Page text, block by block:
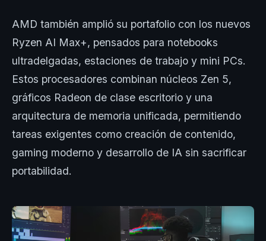
AMD también amplió su portafolio con los nuevos
Ryzen AI Max+, pensados para notebooks
ultradelgadas, estaciones de trabajo y mini PCs.
Estos procesadores combinan núcleos Zen 5,
gráficos Radeon de clase escritorio y una
arquitectura de memoria unificada, permitiendo
tareas exigentes como creación de contenido,
gaming moderno y desarrollo de IA sin sacrificar
portabilidad.